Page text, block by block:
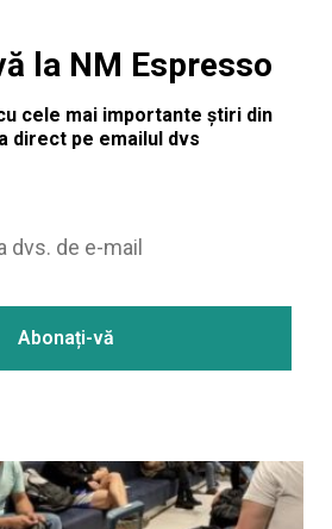
la NM Espresso
cele mai importante știri din
direct pe emailul dvs